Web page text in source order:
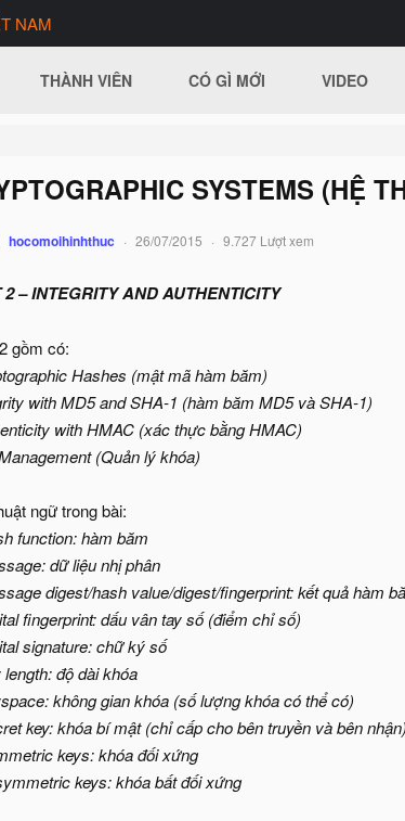
NAM
THÀNH VIÊN CÓ GÌ MỚI VIDEO
SYSTEMS (HỆ
hocomoihinhthuc 26/07/2015 9.727 Lượt xem
2 – INTEGRITY AND AUTHENTICITY
gồm có:
Hashes (mật mã hàm băm)
with MD5 and SHA-1 (hàm băm MD5 và SHA-1)
with HMAC (xác thực bằng HMAC)
(Quản lý khóa)
ngữ trong bài:
function: hàm băm
dữ liệu nhị phân
digest/hash value/digest/fingerprint: kết quả hàm
fingerprint: dấu vân tay số (điểm chỉ số)
signature: chữ ký số
length: độ dài khóa
không gian khóa (số lượng khóa có thể có)
key: khóa bí mật (chỉ cấp cho bên truyền và bên nhận)
keys: khóa đối xứng
keys: khóa bất đối xứng